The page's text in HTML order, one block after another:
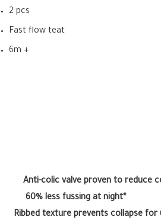
2 pcs
Fast flow teat
6m +
Anti-colic valve proven
60% less
Ribbed texture prevents collapse